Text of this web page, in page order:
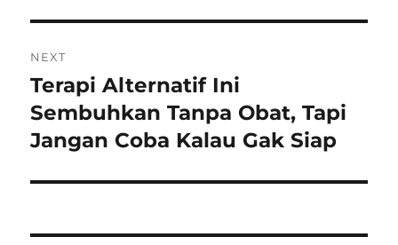
NEXT
Next
post:
Terapi Alternatif Ini
Sembuhkan Tanpa Obat, Tapi
Jangan Coba Kalau Gak Siap